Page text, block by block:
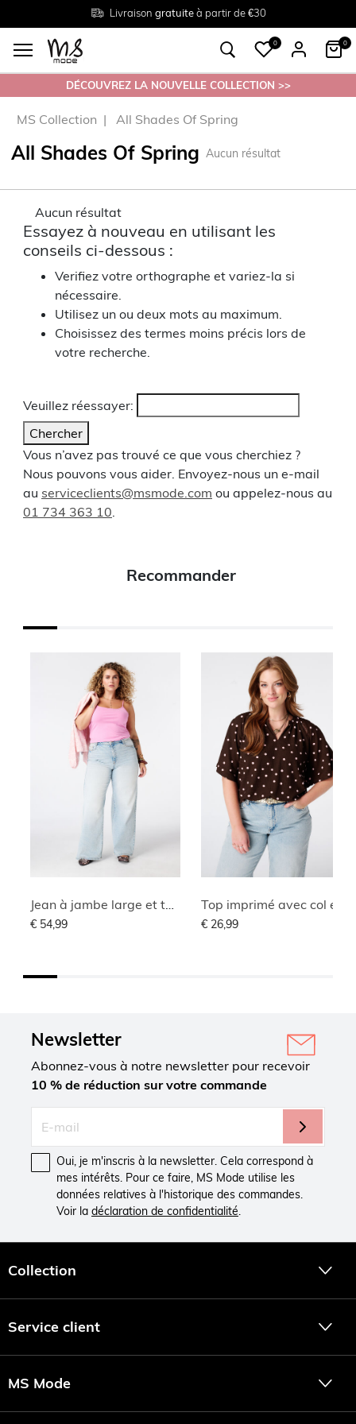
Livraison gratuiteà partir de €30
Tailles du38 au 54
Retourgratuit en magasin
0 0
DÉCOUVREZ LA NOUVELLE COLLECTION >>
MS Collection All Shades Of Spring
All Shades Of Spring Aucun résultat
Aucun résultat
Essayez à nouveau en utilisant les
conseils ci-dessous :
Verifiez votre orthographe et variez-la si
nécessaire.
Utilisez un ou deux mots au maximum.
Choisissez des termes moins précis lors de
votre recherche.
Veuillez réessayer:
Chercher
Vous n’avez pas trouvé ce que vous cherchiez ?
Nous pouvons vous aider. Envoyez-nous un e-mail
au serviceclients@msmode.com ou appelez-nous au
01 734 363 10
Recommander
€ 54,99 € 26,99
Newsletter
Abonnez-vous à notre newsletter pour recevoir
10 % de réduction sur votre commande
Oui, je m'inscris à la newsletter. Cela correspond à
mes intérêts. Pour ce faire, MS Mode utilise les
données relatives à l'historique des commandes.
Voir la déclaration de confidentialité
Collection
Service client
MS Mode